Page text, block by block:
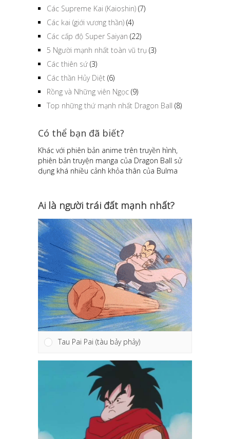
Các Supreme Kai (Kaioshin) (7)
Các kai (giới vương thần) (4)
Các cấp độ Super Saiyan (22)
5 Người mạnh nhất toàn vũ trụ (3)
Các thiên sứ (3)
Các thần Hủy Diệt (6)
Rồng và Những viên Ngọc (9)
Top những thứ mạnh nhất Dragon Ball (8)
Có thể bạn đã biết?
Khác với phiên bản anime trên truyền hình,
phiên bản truyện manga của Dragon Ball sử
dụng khá nhiều cảnh khỏa thân của Bulma
Ai là người trái đất mạnh nhất?
Tau Pai Pai (tàu bảy phảy)